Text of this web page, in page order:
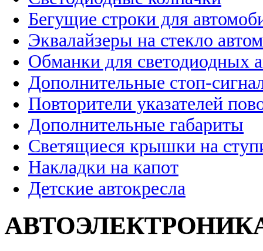
Бегущие строки для
Эквалайзеры на стекло
Обманки для светодиодных
Дополнительные стоп-
Повторители указателей
Дополнительные габариты
Светящиеся крышки на
Накладки на капот
Детские автокресла